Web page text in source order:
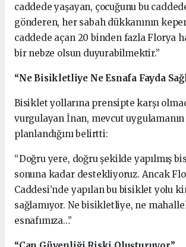
caddede yaşayan, çocuğunu bu
gönderen, her sabah dükkanının
caddede açan 20 binden fazla Florya
bir nebze olsun duyurabilmektir.”
“Ne Bisikletliye Ne Esnafa Fayda
Bisiklet yollarına prensipte karşı
vurgulayan İnan, mevcut uygulamanın
planlandığını belirtti:
“Doğru yere, doğru şekilde yapılmış
sonuna kadar destekliyoruz. Ancak
Caddesi’nde yapılan bu bisiklet yolu
sağlamıyor. Ne bisikletliye, ne
esnafımıza…”